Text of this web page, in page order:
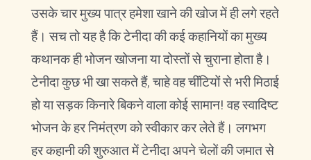
उसके चार मुख्य पात्र हमेशा खाने की खोज में ही लगे रहते
हैं। सच तो यह है कि टेनीदा की कई कहानियों का मुख्य
कथानक ही भोजन खोजना या दोस्तों से चुराना होता है।
टेनीदा कुछ भी खा सकते हैं, चाहे वह चींटियों से भरी मिठाई
हो या सड़क किनारे बिकने वाला कोई सामान! वह स्वादिष्ट
भोजन के हर निमंत्रण को स्वीकार कर लेते हैं। लगभग
हर कहानी की शुरुआत में टेनीदा अपने चेलों की जमात से